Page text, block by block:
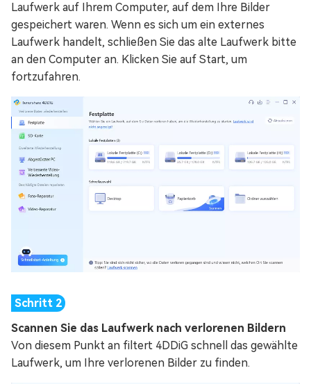
Laufwerk auf Ihrem Computer, auf dem Ihre Bilder
gespeichert waren. Wenn es sich um ein externes
Laufwerk handelt, schließen Sie das alte Laufwerk bitte
an den Computer an. Klicken Sie auf Start, um
fortzufahren.
Scannen Sie das Laufwerk nach verlorenen Bildern
Von diesem Punkt an filtert 4DDiG schnell das gewählte
Laufwerk, um Ihre verlorenen Bilder zu finden.